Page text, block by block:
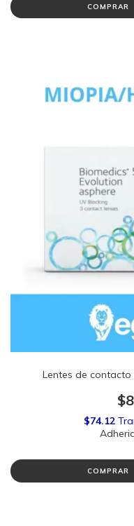
COMPRAR
Lentes de
COMPRAR